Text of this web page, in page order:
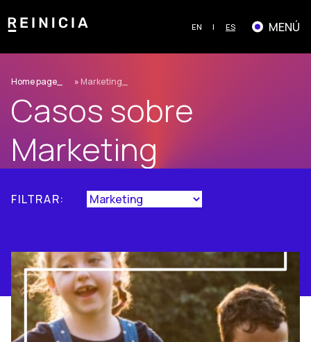
al
EN ES MENÚ
Home page » Marketing
Casos sobre
Marketing
FILTRAR: